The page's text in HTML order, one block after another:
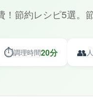
！節約レシピ5選。
⏱️調理時間20分 👥